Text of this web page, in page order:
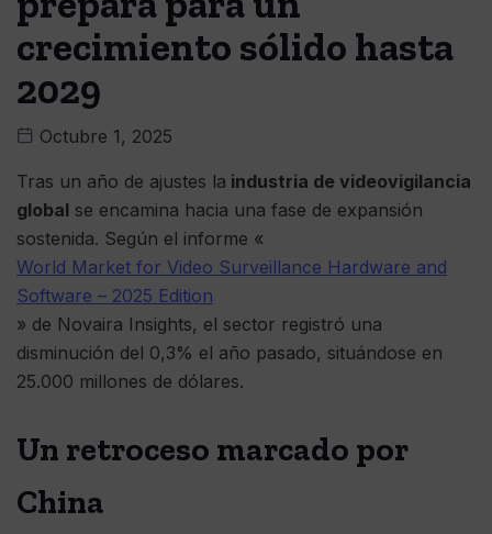
crecimiento sólido hasta
2029
Octubre 1, 2025
Tras un año de ajustes la industria de videovigilancia
global se encamina hacia una fase de expansión
sostenida. Según el informe «
World Market for Video Surveillance Hardware and
Software – 2025 Edition
» de Novaira Insights, el sector registró una
disminución del 0,3% el año pasado, situándose en
25.000 millones de dólares.
Un retroceso marcado por
China